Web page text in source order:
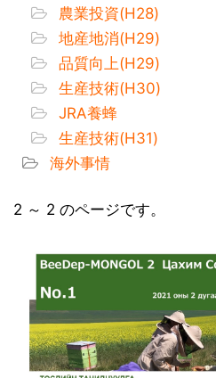
農業投資(H28)
地産地消(H29)
品質向上(H29)
生産技術(H30)
JRA養蜂
生産技術(H31)
海外事情
2 ～ 2 のページです。